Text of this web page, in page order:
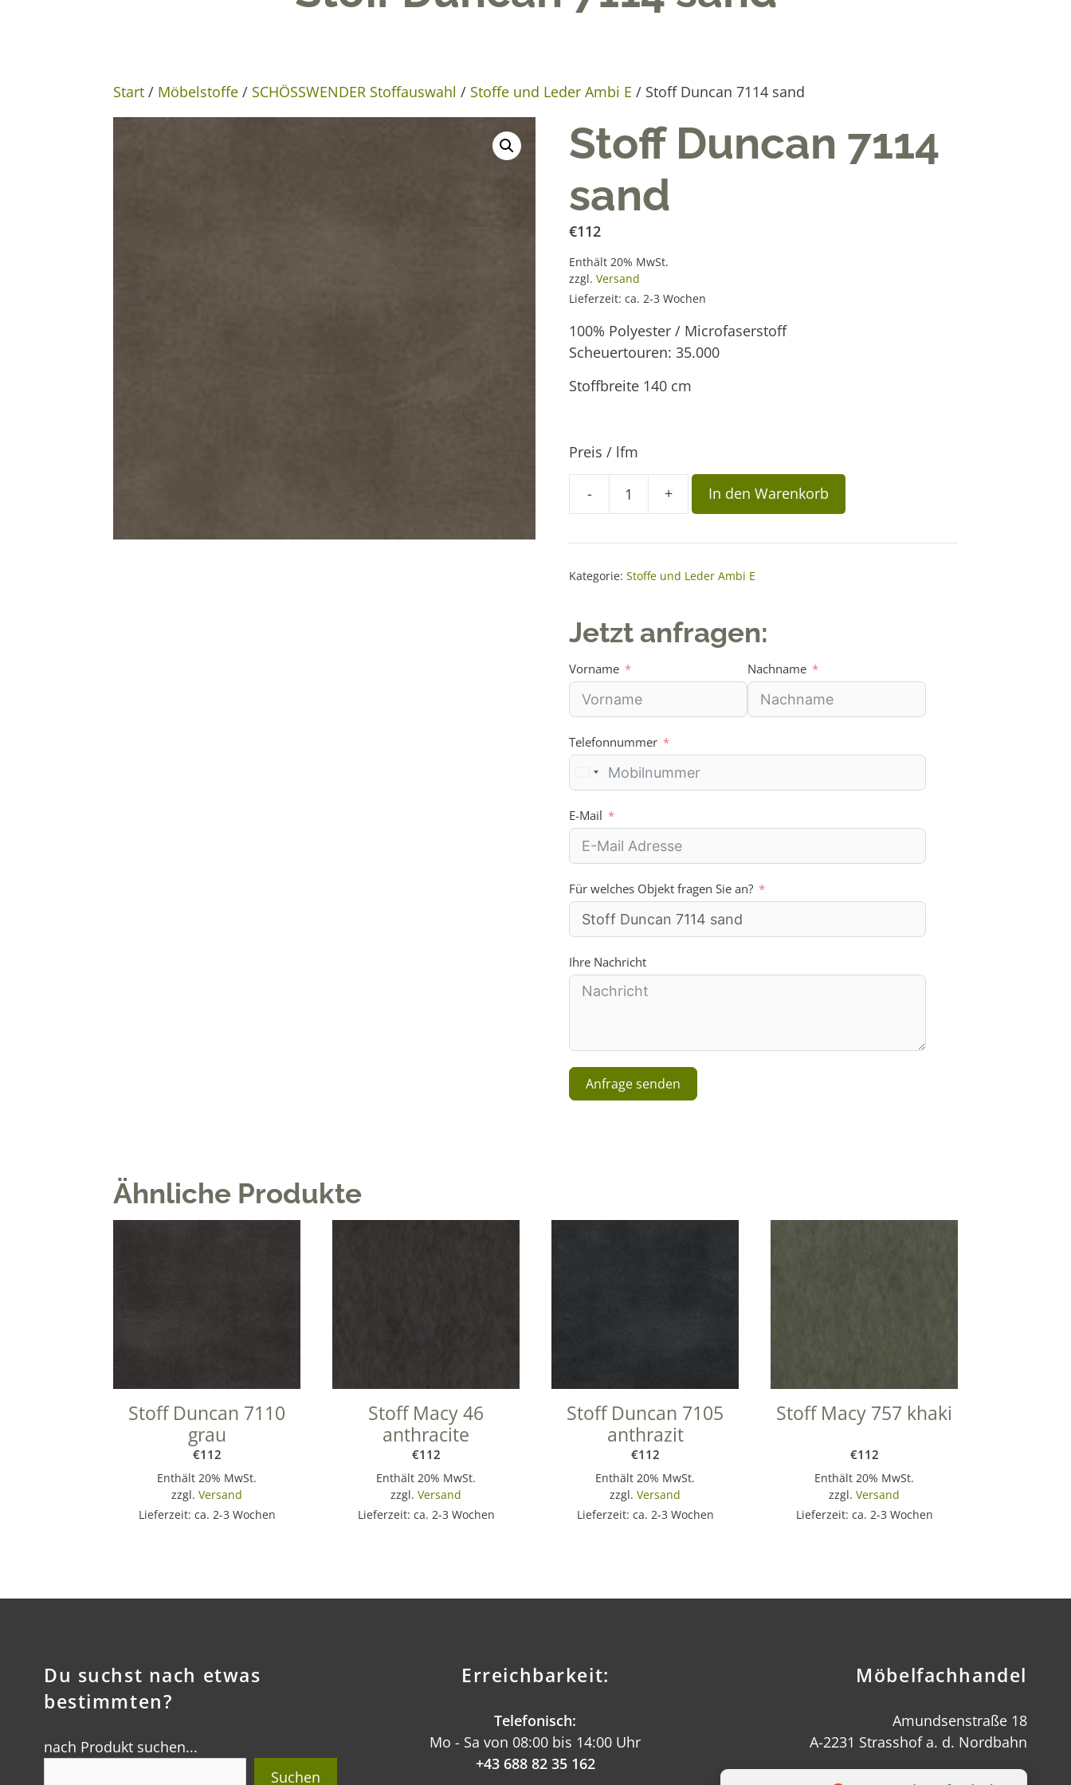
Start / Möbelstoffe / SCHÖSSWENDER Stoffauswahl / Stoffe und Leder Ambi E / Stoff Duncan 7114 sand
Stoff Duncan 7114
sand
€112
Enthält 20% MwSt.
zzgl.Versand
Lieferzeit: ca. 2-3 Wochen
100% Polyester / Microfaserstoff
Scheuertouren: 35.000
Stoffbreite 140 cm
Preis / lfm
-
7114
sand
+ In den Warenkorb
e
r
t
v
:
Kategorie:Stoffe und Leder Ambi E
Jetzt anfragen:
Vorname Nachname
Telefonnummer
E-Mail
Für welches Objekt fragen Sie an?
Ihre Nachricht
Anfrage senden
a
Ähnliche Produkte
Stoff Duncan 7110
grau
€112
Enthält 20% MwSt.
zzgl. Versand
Lieferzeit: ca. 2-3 Wochen
Stoff Macy 46
anthracite
€112
Enthält 20% MwSt.
zzgl. Versand
Lieferzeit: ca. 2-3 Wochen
Stoff Duncan 7105
anthrazit
€112
Enthält 20% MwSt.
zzgl. Versand
Lieferzeit: ca. 2-3 Wochen
Stoff Macy 757 khaki
€112
Enthält 20% MwSt.
zzgl. Versand
Lieferzeit: ca. 2-3 Wochen
Du suchst nach etwas
bestimmten?
nach Produkt suchen...
Suchen
Erreichbarkeit:
Telefonisch:
Mo - Sa von 08:00 bis 14:00 Uhr
+43 688 82 35 162
Möbelfachhandel
Amundsenstraße 18
A-2231 Strasshof a. d. Nordbahn